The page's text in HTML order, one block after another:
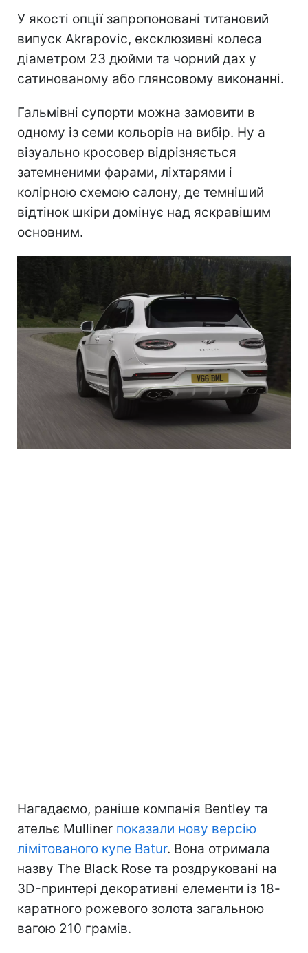
У якості опції запропоновані титановий
випуск Akrapovic, ексклюзивні колеса
діаметром 23 дюйми та чорний дах у
сатинованому або глянсовому виконанні.
Гальмівні супорти можна замовити в
одному із семи кольорів на вибір. Ну а
візуально кросовер відрізняється
затемненими фарами, ліхтарями і
колірною схемою салону, де темніший
відтінок шкіри домінує над яскравішим
основним.
Нагадаємо, раніше компанія Bentley та
ательє Mulliner показали нову версію
лімітованого купе Batur. Вона отримала
назву The Black Rose та роздруковані на
3D-принтері декоративні елементи із 18-
каратного рожевого золота загальною
вагою 210 грамів.